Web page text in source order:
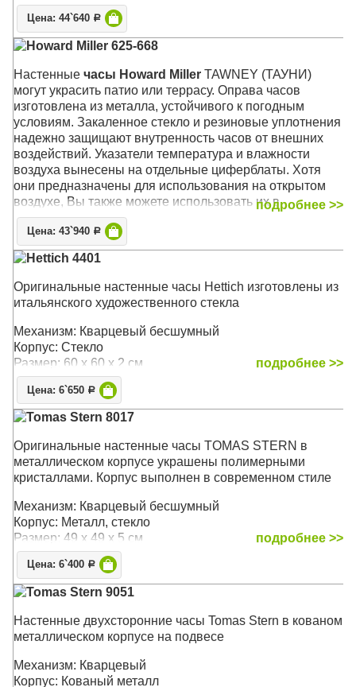
Механизм: Кварцевый
Корпус: Металл (кованый), защитное стекло
Размер: 57 х 57 х 5 см
Цена: 44`640 Р
Howard Miller 625-668
Настенные часы Howard Miller TAWNEY (ТАУНИ)
могут украсить патио или террасу. Оправа часов
изготовлена из металла, устойчивого к погодным
условиям. Закаленное стекло и резиновые уплотнения
надежно защищают внутренность часов от внешних
воздействий. Указатели температура и влажности
воздуха вынесены на отдельные циферблаты. Хотя
они предназначены для использования на открытом
воздухе, Вы также можете использовать их в
помещении, на кухне, в ванной или в любом другом
месте Вашего дома
Отделка корпуса выполнена в средних тонах
внутренним двориком или домашним декором. Белый
циферблат гармонирует с корпусом и контрастно
выделяет выпуклые черные арабские цифры, которые,
в свою очередь, прекрасно сочетаются с изящными
черными стрелками, создавая изысканный вид.
Изящные полуоружности дополнительных
циферблатов термометра ( в градусах Фаренгейта) и
гигрометра легко читаются и придают циферблату еще
больше визуального интереса.
Механизм: Кварцевый
Размер: 62 х 62 х 8 см
подробнее >>
Цена: 43`940 Р
Hettich 4401
Оригинальные настенные часы Hettich изготовлены из
итальянского художественного стекла
Механизм: Кварцевый бесшумный
Корпус: Стекло
Размер: 60 х 60 x 2 см
подробнее >>
Цена: 6`650 Р
Tomas Stern 8017
Оригинальные настенные часы TOMAS STERN в
металлическом корпусе украшены полимерными
кристаллами. Корпус выполнен в современном стиле
Механизм: Кварцевый бесшумный
Корпус: Металл, стекло
Размер: 49 х 49 х 5 см
подробнее >>
Цена: 6`400 Р
Tomas Stern 9051
Настенные двухсторонние часы Tomas Stern в кованом
металлическом корпусе на подвесе
Механизм: Кварцевый
Корпус: Кованый металл